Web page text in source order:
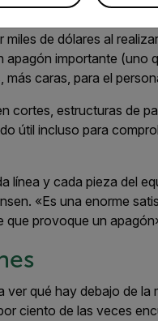
que el sistema
de dólares al
apagón importante (uno
caras, para el
cortes, estructuras de
útil incluso para
línea y cada pieza del
«Es una enorme
que provoque un
qué hay debajo de la
ciento de las veces